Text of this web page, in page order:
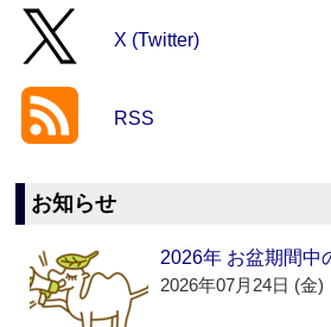
X (Twitter)
RSS
お知らせ
2026年 お盆期間中
2026年07月24日 (金)